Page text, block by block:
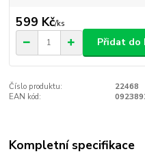
599 Kč/ks
Přidat do
Číslo produktu:
22468
EAN kód:
Kompletní specifikace